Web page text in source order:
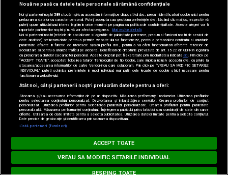
Watch
ListenSpotify
Parteneri:
Loading... MUSIC NON STOP
BTS - Swim
Nouă ne pasă ca datele tale personale să rămână confidențiale
Noi și partenerii noștri589stocăm și/sau accesăm informații pe dispozitivul dvs., precum identificatorii cookie unici pentru
prelucrarea datelor cu caracter personal. Puteți accepta sau gestiona preferințele dvs. făcând clic mai jos, respectiv vă
puteți opune utilizării unui interes legitim în orice moment pe pagina cu politica de confidențialitate. Aceste alegeri vor fi
raportate partenerilor noștri și nu vă vor afecta navigarea.
Mai multe detalii
Noi si partenerii nostri (retelele de socializare si agentiile de publicitate partenere, precum si furnizorii nostri de servicii de
date analitice) prelucram date pentru a permite website-ului sa functioneze, pentru a personaliza continutul si anunturile
publicitare afisate in functie de interesele si/sau profilul dvs., pentru a va oferi functionalitati aferente retelelor de
socializare si pentru a analiza traficul pe website. Beneficiati de drepturile prevazute de art. 15-22 din GDPR in legatura
cu prelucrarea datelor cu caracter personal. Aceste drepturi pot fi exercitate prin modalitatea indicataaici . Prin click pe
“ACCEPT TOATE”, acceptati folosirea tuturor Tehnologiilor de tip Cookie, care implica inclusiv acceptul dvs. cu privire la
stocarea/accesarea informatiilor de catre Vendor-ii cu care colaboram. Prin click pe “VREAU SA MODIFIC SETARILE
INDIVIDUAL” puteti schimba preferintele in mod individual, mai putin cele legate de cookie strict necesare pentru
functionarea website-ului.
Atât noi, cât și partenerii noștri prelucrăm datele pentru a oferi:
Stocarea și/sau accesarea informațiilor de pe un dispozitiv. Măsurarea performanței reclamelor. Utilizarea profilurilor
pentru selectarea conținutului personalizat. Dezvoltarea și îmbunătățirea serviciilor. Crearea profilurilor de conținut
personalizat. Utilizarea profilurilor pentru selectarea publicității personalizate. Crearea profilurilor pentru publicitate
personalizată. Măsurarea performanței conținutului. Înțelegerea publicului prin statistici sau combinații de date din surse
diferite. Utilizarea de date limitate pentru a selecta publicitatea. Utilizarea datelor limitate pentru a selecta conținutul.
Date precise de geolocație și identificarea prin scanarea dispozitivului.
Listă parteneri (furnizori)
ACCEPT TOATE
RESPING TOATE
VREAU SA MODIFIC SETARILE INDIVIDUAL